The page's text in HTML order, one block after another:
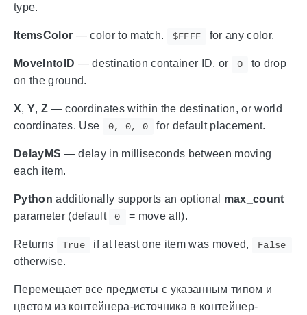
type.
ItemsColor — color to match. $FFFF for any color.
MoveIntoID — destination container ID, or 0
to drop
on the ground.
X,Y,Z — coordinates within the destination, or world
coordinates. Use
0, 0, 0 for default placement.
DelayMS — delay in milliseconds between moving
each item.
Python additionally supports an optional max_count
parameter (default
0 = move all).
Returns True if at least one item was moved, False
otherwise.
Перемещает все предметы с указанным типом и
цветом из контейнера-источника в контейнер-